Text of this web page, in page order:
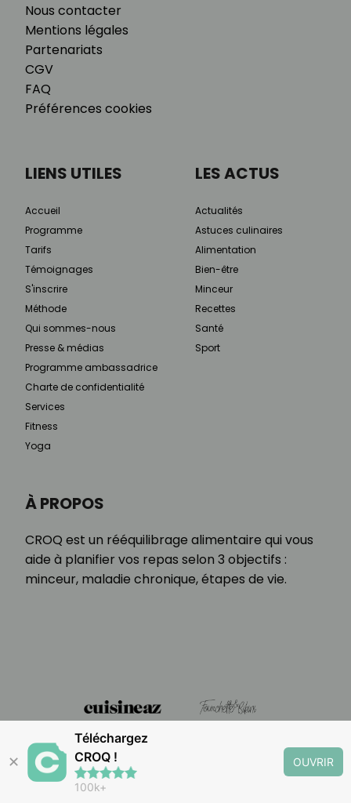
Nous contacter
Mentions légales
Partenariats
CGV
FAQ
Préférences cookies
À PROPOS
CROQ est un rééquilibrage alimentaire qui vous
aide à planifier vos repas selon 3 objectifs :
minceur, maladie chronique, étapes de vie.
LIENS UTILES
Accueil
Programme
Tarifs
Témoignages
S'inscrire
Méthode
Qui sommes-nous
Presse & médias
Programme ambassadrice
Charte de confidentialité
Services
Fitness
Yoga
LES ACTUS
Actualités
Astuces culinaires
Alimentation
Bien-être
Minceur
Recettes
Santé
Sport
✕
Téléchargez
CROQ !
100k+
OUVRIR